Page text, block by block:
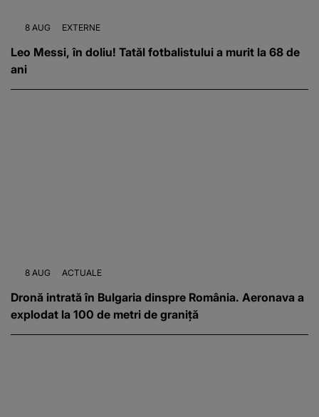
8 AUG EXTERNE
Leo Messi, în doliu! Tatăl fotbalistului a murit la 68 de
ani
8 AUG ACTUALE
Dronă intrată în Bulgaria dinspre România. Aeronava a
explodat la 100 de metri de graniță